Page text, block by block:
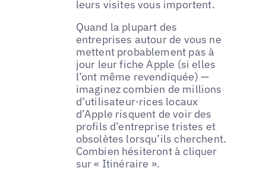
leurs visites vous importent.
Quand la plupart des
entreprises autour de vous ne
mettent probablement pas à
jour leur fiche Apple (si elles
l’ont même revendiquée) —
imaginez combien de millions
d’utilisateur·rices locaux
d’Apple risquent de voir des
profils d’entreprise tristes et
obsolètes lorsqu’ils cherchent.
Combien hésiteront à cliquer
sur « Itinéraire ».